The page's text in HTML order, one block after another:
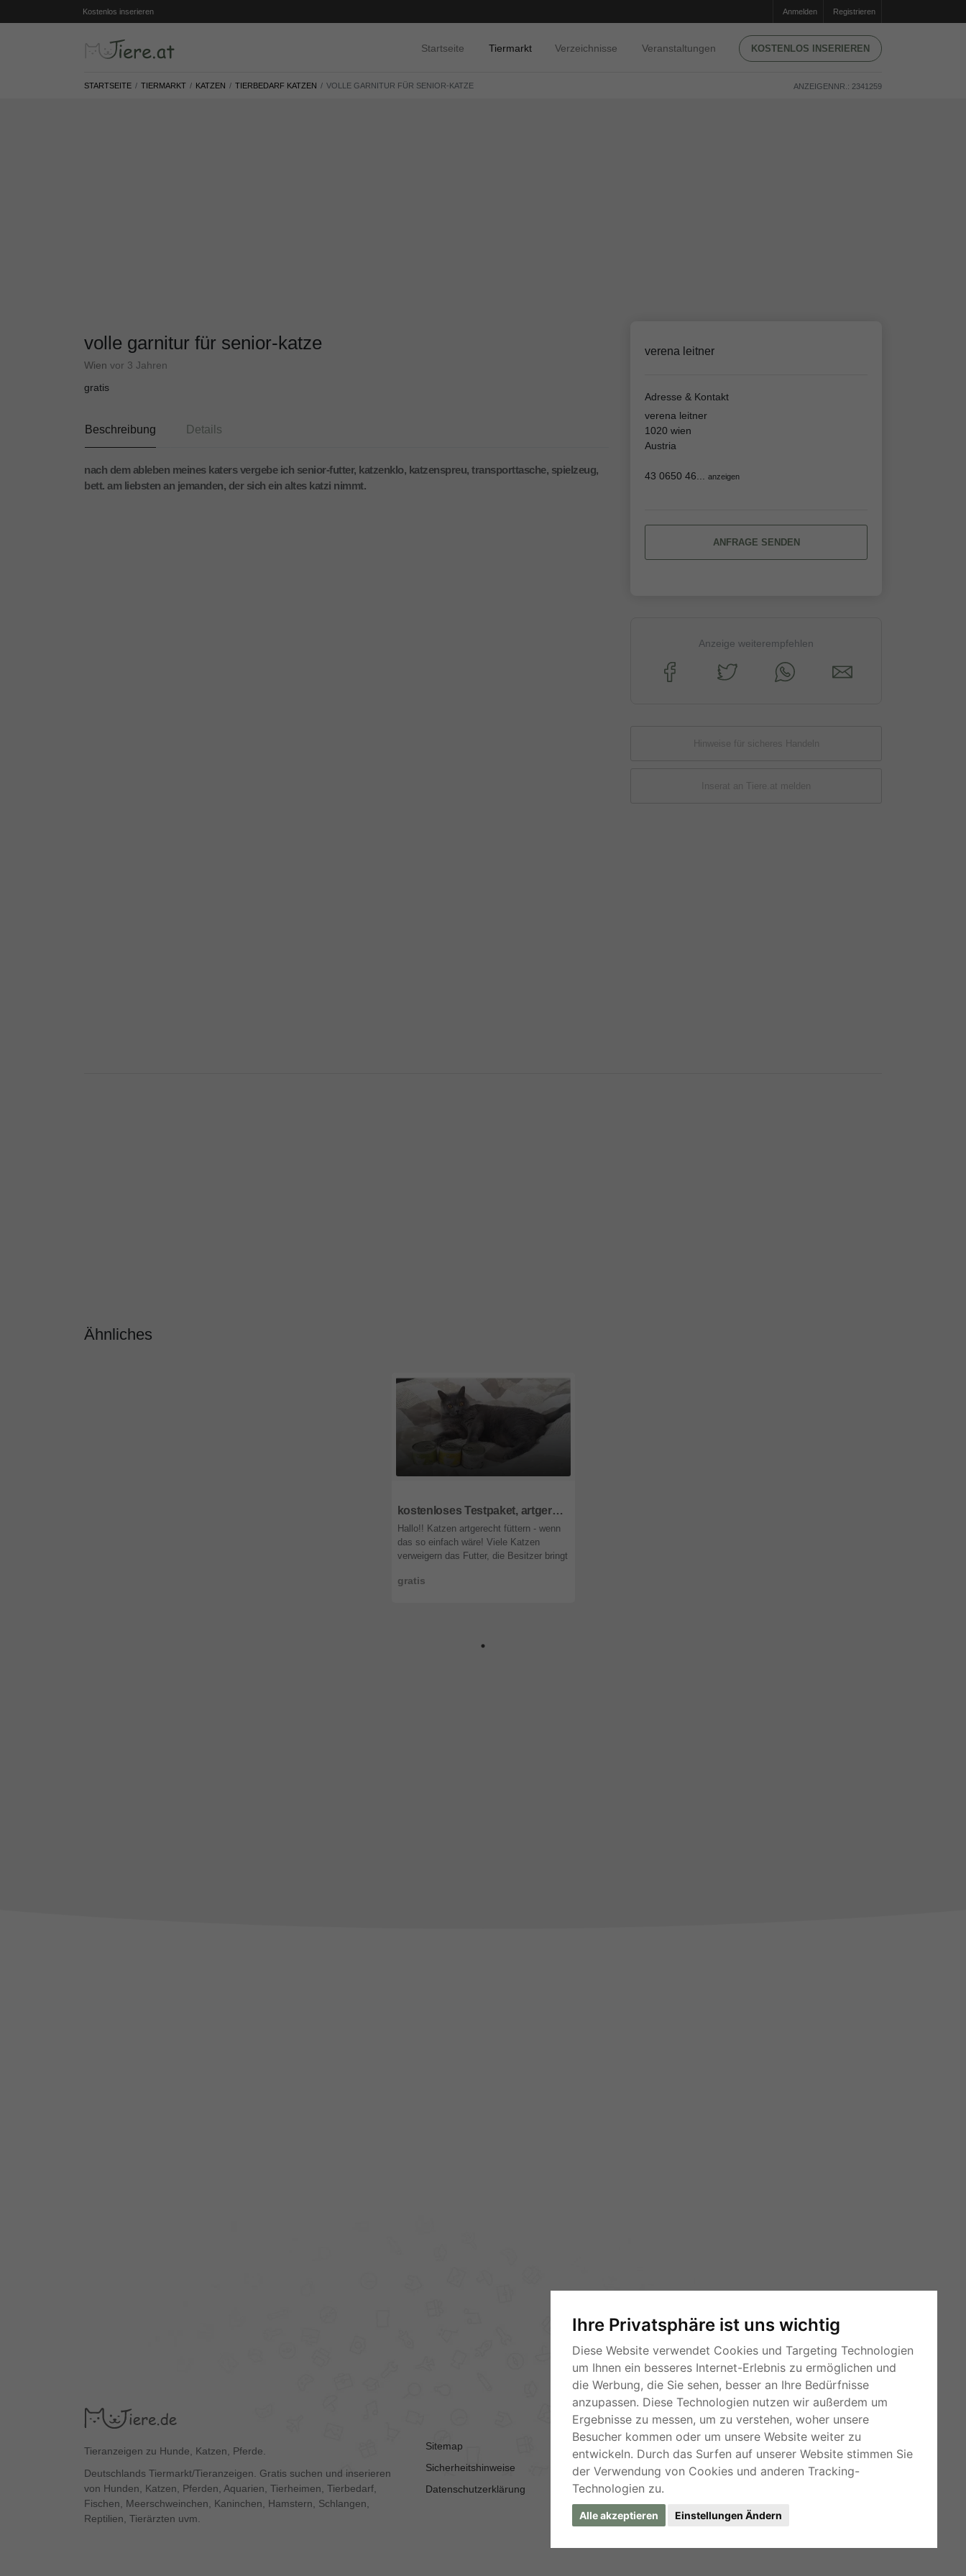
Ihre Privatsphäre ist uns wichtig
Diese Website verwendet Cookies und Targeting Technologien
um Ihnen ein besseres Internet-Erlebnis zu ermöglichen und
die Werbung, die Sie sehen, besser an Ihre Bedürfnisse
anzupassen. Diese Technologien nutzen wir außerdem um
Ergebnisse zu messen, um zu verstehen, woher unsere
Besucher kommen oder um unsere Website weiter zu
entwickeln. Durch das Surfen auf unserer Website stimmen Sie
der Verwendung von Cookies und anderen Tracking-
Technologien zu.
Alle akzeptieren Einstellungen Ändern
Kostenlos inserieren Anmelden Registrieren
Startseite Tiermarkt Verzeichnisse Veranstaltungen KOSTENLOS INSERIEREN
STARTSEITE TIERMARKT KATZEN TIERBEDARF KATZEN VOLLE GARNITUR FÜR SENIOR-KATZE ANZEIGENNR.: 2341259
volle garnitur für senior-katze
Wien vor 3 Jahren
gratis
Beschreibung Details
nach dem ableben meines katers vergebe ich senior-futter, katzenklo, katzenspreu, transporttasche, spielzeug,
bett. am liebsten an jemanden, der sich ein altes katzi nimmt.
verena leitner
Adresse & Kontakt
verena leitner
1020 wien
Austria
43 0650 46... anzeigen
ANFRAGE SENDEN
Anzeige weiterempfehlen
Hinweise für sicheres Handeln
Inserat an Tiere.at melden
Ähnliches
kostenloses Testpaket, artgerechtes Katzenfut
gratis
Hallo!! Katzen artgerecht füttern - wenn
das so einfach wäre! Viele Katzen
verweigern das Futter, die Besitzer bringt
kommt häufiger vor, als ma ...
Tieranzeigen zu Hunde, Katzen, Pferde.
Deutschlands Tiermarkt/Tieranzeigen. Gratis suchen und inserieren
von Hunden, Katzen, Pferden, Aquarien, Tierheimen, Tierbedarf,
Fischen, Meerschweinchen, Kaninchen, Hamstern, Schlangen,
Reptilien, Tierärzten uvm.
Sitemap
Sicherheitshinweise
Datenschutzerklärung
Kontakt
Impressum
Für Webmaster